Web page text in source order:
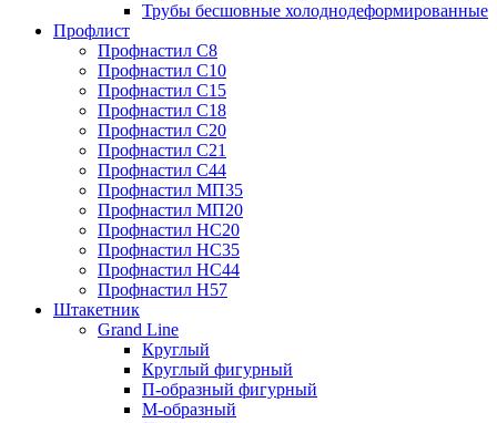
Трубы бесшовные холоднодеформированные
Профлист
Профнастил С8
Профнастил С10
Профнастил С15
Профнастил С18
Профнастил С20
Профнастил С21
Профнастил С44
Профнастил МП35
Профнастил МП20
Профнастил НС20
Профнастил НС35
Профнастил НС44
Профнастил Н57
Штакетник
Grand Line
Круглый
Круглый фигурный
П-образный фигурный
М-образный